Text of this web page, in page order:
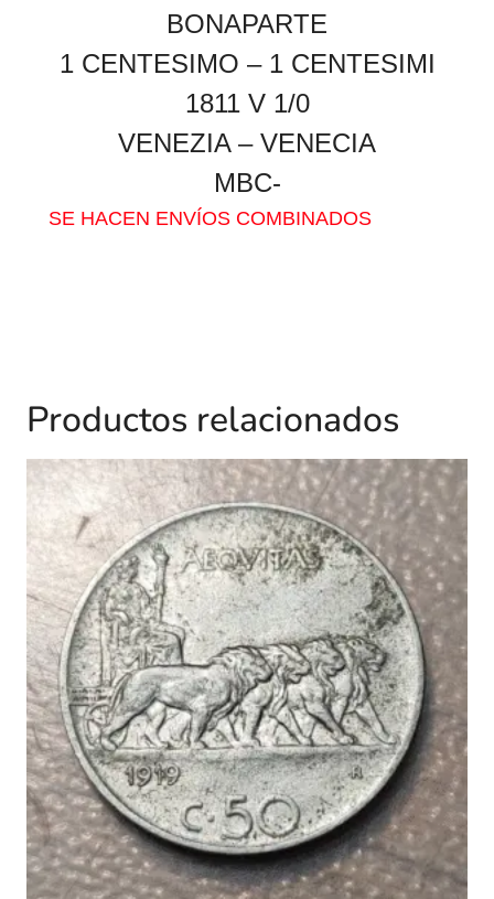
BONAPARTE
1 CENTESIMO – 1 CENTESIMI
1811 V 1/0
VENEZIA – VENECIA
MBC-
SE HACEN ENVÍOS COMBINADOS
Productos relacionados